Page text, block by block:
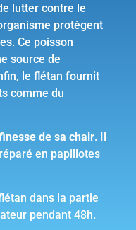
lutter contre le
protègent
Ce poisson
source de
le flétan fournit
comme du
de sa chair. Il
en papillotes
dans la partie
pendant 48h.